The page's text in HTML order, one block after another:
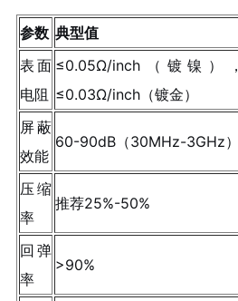
参数 典型值
表面
电阻
≤0.05Ω/inch（镀镍），
≤0.03Ω/inch（镀金）
屏蔽
效能
60-90dB（30MHz-3GHz）
压缩
率
推荐25%-50%
回弹
率
>90%